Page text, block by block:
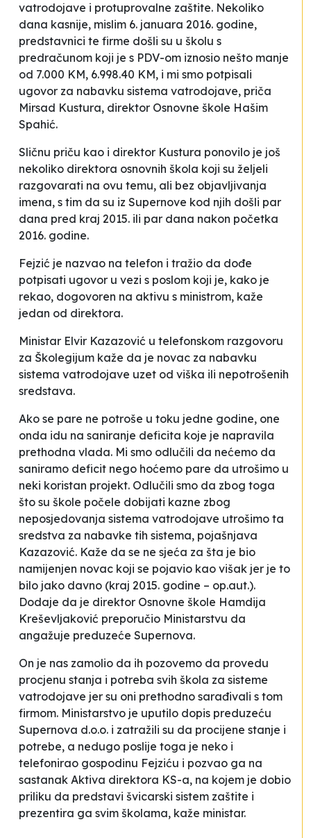
vatrodojave i protuprovalne zaštite. Nekoliko
dana kasnije, mislim 6. januara 2016. godine,
predstavnici te firme došli su u školu s
predračunom koji je s PDV-om iznosio nešto manje
od 7.000 KM, 6.998.40 KM, i mi smo potpisali
ugovor za nabavku sistema vatrodojave, priča
Mirsad Kustura, direktor Osnovne škole Hašim
Spahić.
Sličnu priču kao i direktor Kustura ponovilo je još
nekoliko direktora osnovnih škola koji su željeli
razgovarati na ovu temu, ali bez objavljivanja
imena, s tim da su iz Supernove kod njih došli par
dana pred kraj 2015. ili par dana nakon početka
2016. godine.
Fejzić je nazvao na telefon i tražio da dođe
potpisati ugovor u vezi s poslom koji je, kako je
rekao, dogovoren na aktivu s ministrom, kaže
jedan od direktora.
Ministar Elvir Kazazović u telefonskom razgovoru
za Školegijum kaže da je novac za nabavku
sistema vatrodojave uzet od viška ili nepotrošenih
sredstava.
Ako se pare ne potroše u toku jedne godine, one
onda idu na saniranje deficita koje je napravila
prethodna vlada. Mi smo odlučili da nećemo da
saniramo deficit nego hoćemo pare da utrošimo u
neki koristan projekt. Odlučili smo da zbog toga
što su škole počele dobijati kazne zbog
neposjedovanja sistema vatrodojave utrošimo ta
sredstva za nabavke tih sistema, pojašnjava
Kazazović. Kaže da se ne sjeća za šta je bio
namijenjen novac koji se pojavio kao višak jer je to
bilo jako davno (kraj 2015. godine – op.aut.).
Dodaje da je direktor Osnovne škole Hamdija
Kreševljaković preporučio Ministarstvu da
angažuje preduzeće Supernova.
On je nas zamolio da ih pozovemo da provedu
procjenu stanja i potreba svih škola za sisteme
vatrodojave jer su oni prethodno sarađivali s tom
firmom. Ministarstvo je uputilo dopis preduzeću
Supernova d.o.o. i zatražili su da procijene stanje i
potrebe, a nedugo poslije toga je neko i
telefonirao gospodinu Fejziću i pozvao ga na
sastanak Aktiva direktora KS-a, na kojem je dobio
priliku da predstavi švicarski sistem zaštite i
prezentira ga svim školama, kaže ministar.